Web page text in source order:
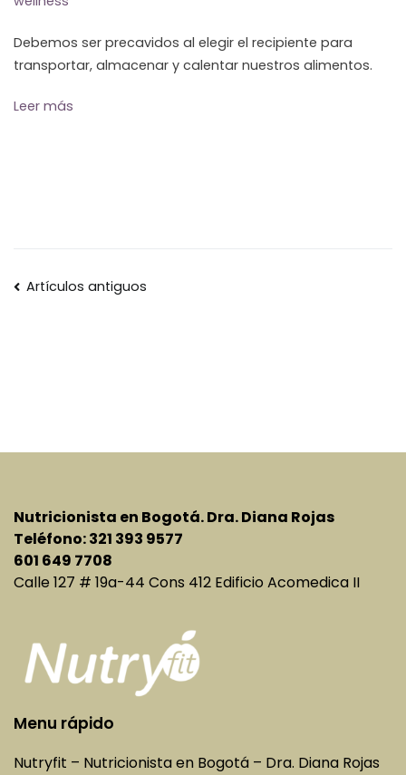
Debemos ser precavidos al elegir el recipiente para
transportar, almacenar y calentar nuestros alimentos.
Leer más
Navegación
Artículos antiguos
Nutricionista en Bogotá. Dra. Diana Rojas
Teléfono: 321 393 9577
601 649 7708
Calle 127 # 19a-44 Cons 412 Edificio Acomedica II
Menu rápido
Nutryfit – Nutricionista en Bogotá – Dra. Diana Rojas